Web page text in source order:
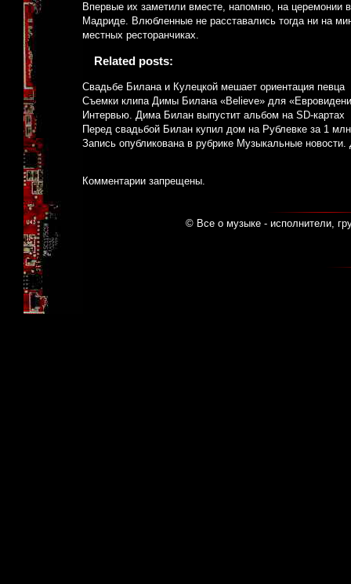
Впервые их заметили вместе, напомню, на церемонии
Мадриде. Влюбленные не расставались тогда ни на
местных ресторанчиках.
Related posts:
Свадьбе Билана и Кулецкой мешает ориентация певца
Съемки клипа Димы Билана «Believe» для
Интервью. Дима Билан выпустит альбом на SD-картах
Перед свадьбой Билан купил дом на Рублевке за 1
Запись опубликована в рубрике Музыкальные новости.
Комментарии запрещены.
© Все о музыке - исполнители,